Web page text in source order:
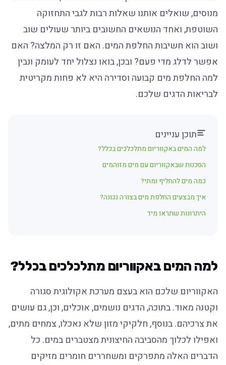
מנוסים, שואלים אותנו שאלות רבות לגבי התחזוקה
השוטפת, ואחד הנושאים החשובים ביותר שעולים שוב
ושוב הוא חשיבות החלפת המים. האם זו רק המלצה? האם
אפשר לדלג מדי פעם? ובכן, בואו נצלול יחד לעומק ונבין
למה החלפת מים קבועה וסדירה היא לא פחות מקריטית
לבריאות הדגים שלכם.
תוכן עניינים
למה המים באקווריום מתלכלכים בכלל?
הסכנות שבאקווריום עם מים מזוהמים
כמה מים להחליף ומתי?
איך מבצעים החלפת מים בצורה נכונה?
היתרונות שתראו מיד
למה המים באקווריום מתלכלכים בכלל?
האקווריום שלכם הוא בעצם מערכת אקולוגית סגורה
וקטנה מאוד. בתוכה, הדגים נושמים, אוכלים, וכן, גם עושים
את צרכיהם. בנוסף, חלקיקי מזון שלא נאכלו, צמחים מתים,
ואפילו לכלוך מהסביבה החיצונית מצטברים במים. כל
הדברים האלה מתפרקים ומשחררים חומרים מזיקים